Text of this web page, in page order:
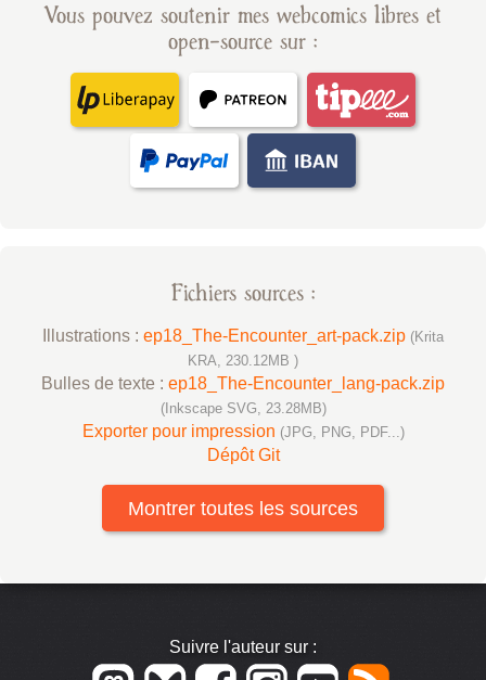
Vous pouvez soutenir mes webcomics libres et
open-source sur :
Fichiers sources :
Illustrations : ep18_The-Encounter_art-pack.zip (Krita
KRA, 230.12MB )
Bulles de texte : ep18_The-Encounter_lang-pack.zip
(Inkscape SVG, 23.28MB)
Exporter pour impression (JPG, PNG, PDF...)
Dépôt Git
Montrer toutes les sources
Suivre l'auteur sur :